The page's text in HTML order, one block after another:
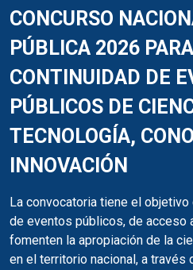
CONCURSO
PÚBLICA 2026
CONTINUIDAD DE
PÚBLICOS DE
TECNOLOGÍA,
INNOVACIÓN
La convocatoria tiene el
de eventos públicos, de acceso
fomenten la apropiación de la
en el territorio nacional, a través